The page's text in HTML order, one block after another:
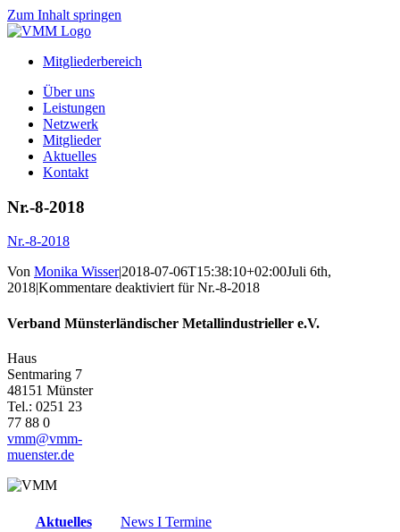
Zum Inhalt springen
Mitgliederbereich
Über uns
Leistungen
Netzwerk
Mitglieder
Aktuelles
Kontakt
Nr.-8-2018
Nr.-8-2018
Von Monika Wisser|2018-07-06T15:38:10+02:00Juli 6th,
2018|Kommentare deaktiviertfür Nr.-8-2018
Verband Münsterländischer Metallindustrieller e.V.
Haus
Sentmaring 7
48151 Münster
Tel.: 0251 23
77 88 0
vmm@vmm-
muenster.de
Aktuelles
News I Termine